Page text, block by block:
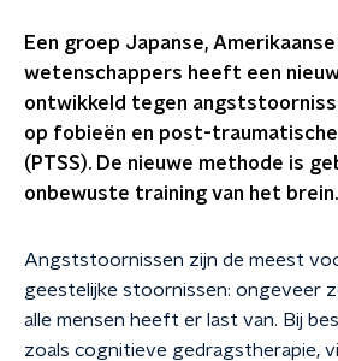
Een groep Japanse,
wetenschappers heeft een
ontwikkeld tegen
op fobieën en post-
(PTSS). De nieuwe methode is
onbewuste training van het brein.
Angststoornissen zijn de meest
geestelijke stoornissen: ongeveer
alle mensen heeft er last van. Bij
zoals cognitieve gedragstherapie,